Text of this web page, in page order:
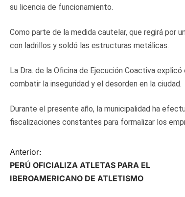
su licencia de funcionamiento.
Como parte de la medida cautelar, que regirá por
con ladrillos y soldó las estructuras metálicas.
La Dra. de la Oficina de Ejecución Coactiva
combatir la inseguridad y el desorden en la ciudad.
Durante el presente año, la municipalidad ha
fiscalizaciones constantes para formalizar los
N
a
Anterior:
PERÚ OFICIALIZA ATLETAS PARA EL
IBEROAMERICANO DE ATLETISMO